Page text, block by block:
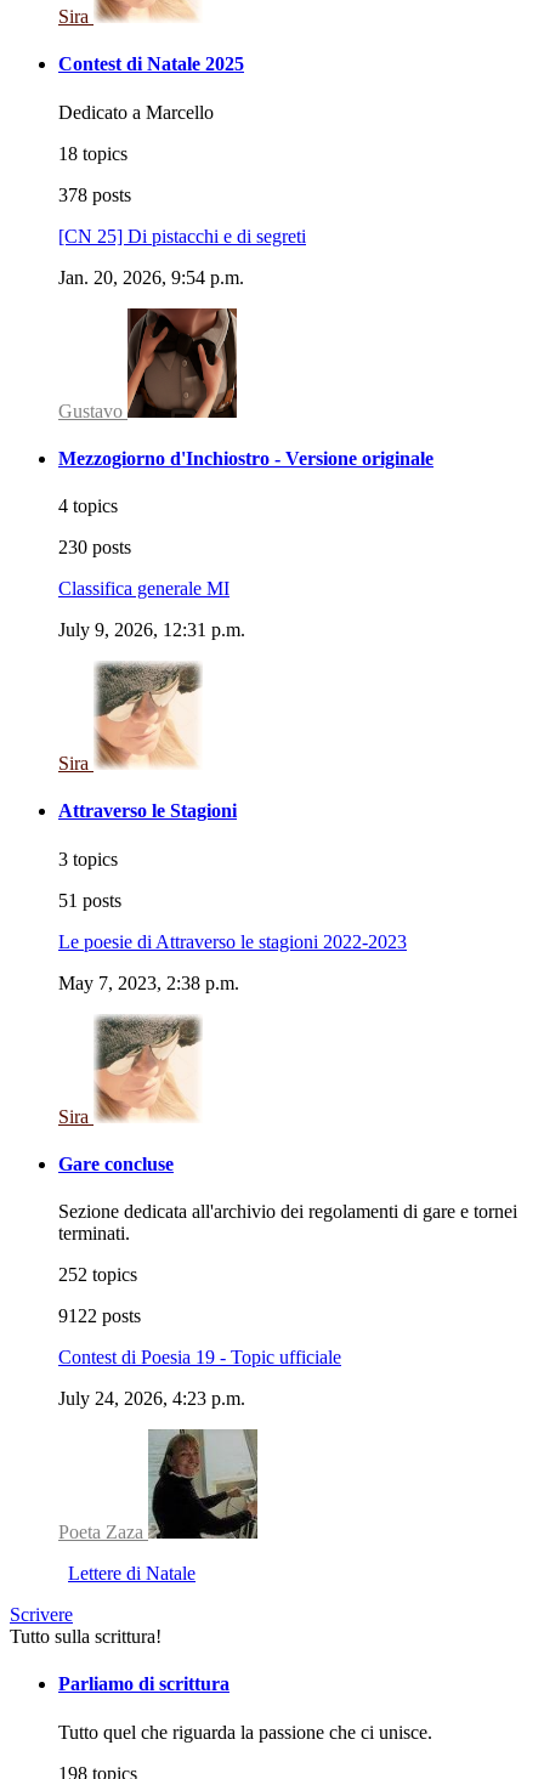
Sira
Contest di Natale 2025
Dedicato a Marcello
18 topics
378 posts
[CN 25] Di pistacchi e di segreti
Jan. 20, 2026, 9:54 p.m.
Gustavo
Mezzogiorno d'Inchiostro - Versione originale
4 topics
230 posts
Classifica generale MI
July 9, 2026, 12:31 p.m.
Sira
Attraverso le Stagioni
3 topics
51 posts
Le poesie di Attraverso le stagioni 2022-2023
May 7, 2023, 2:38 p.m.
Sira
Gare concluse
Sezione dedicata all'archivio dei regolamenti di gare e tornei
terminati.
252 topics
9122 posts
Contest di Poesia 19 - Topic ufficiale
July 24, 2026, 4:23 p.m.
Poeta Zaza
Lettere di Natale
Scrivere
Tutto sulla scrittura!
Parliamo di scrittura
Tutto quel che riguarda la passione che ci unisce.
198 topics